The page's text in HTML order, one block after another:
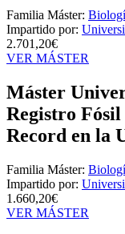
Familia Máster:
Impartido por:
2.701,20€
VER MÁSTER
Máster
Registro
Record en la
Familia Máster:
Impartido por:
1.660,20€
VER MÁSTER